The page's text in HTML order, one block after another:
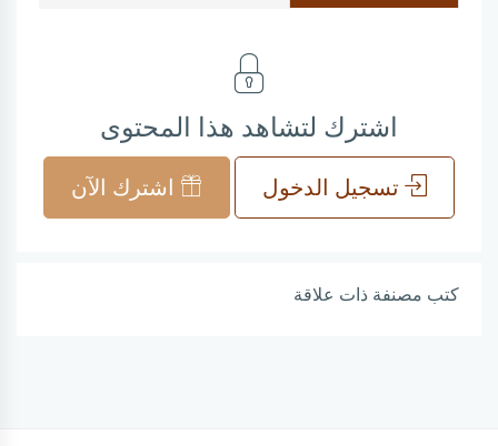
اشترك لتشاهد هذا المحتوى
تسجيل الدخول اشترك الآن
كتب مصنفة ذات علاقة